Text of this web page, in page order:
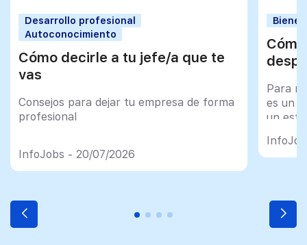
Desarrollo profesional
Autoconocimiento
Cómo decirle a tu jefe/a que te
vas
Consejos para dejar tu empresa de forma
profesional
InfoJobs - 20/07/2026
Para
es un
un